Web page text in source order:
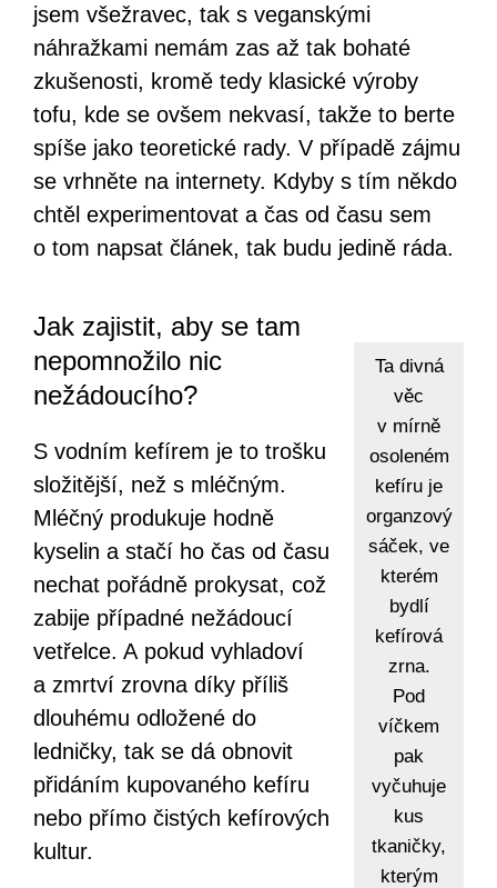
jsem všežravec, tak s veganskými
náhražkami nemám zas až tak bohaté
zkušenosti, kromě tedy klasické výroby
tofu, kde se ovšem nekvasí, takže to berte
spíše jako teoretické rady. V případě zájmu
se vrhněte na internety. Kdyby s tím někdo
chtěl experimentovat a čas od času sem
o tom napsat článek, tak budu jedině ráda.
Ta divná
věc
v mírně
osoleném
kefíru je
organzový
sáček, ve
kterém
bydlí
kefírová
zrna.
Pod
víčkem
pak
vyčuhuje
kus
tkaničky,
kterým
Jak zajistit, aby se tam
nepomnožilo nic
nežádoucího?
S vodním kefírem je to trošku
složitější, než s mléčným.
Mléčný produkuje hodně
kyselin a stačí ho čas od času
nechat pořádně prokysat, což
zabije případné nežádoucí
vetřelce. A pokud vyhladoví
a zmrtví zrovna díky příliš
dlouhému odložené do
ledničky, tak se dá obnovit
přidáním kupovaného kefíru
nebo přímo čistých kefírových
kultur.